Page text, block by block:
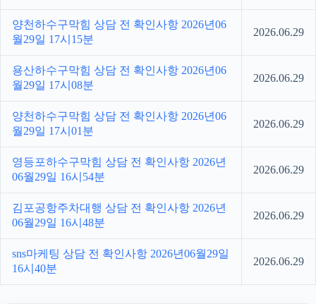
양천하수구막힘 상담 전 확인사항 2026년06
월29일 17시15분
2026.06.29
용산하수구막힘 상담 전 확인사항 2026년06
월29일 17시08분
2026.06.29
양천하수구막힘 상담 전 확인사항 2026년06
월29일 17시01분
2026.06.29
영등포하수구막힘 상담 전 확인사항 2026년
06월29일 16시54분
2026.06.29
김포공항주차대행 상담 전 확인사항 2026년
06월29일 16시48분
2026.06.29
sns마케팅 상담 전 확인사항 2026년06월29일
16시40분
2026.06.29